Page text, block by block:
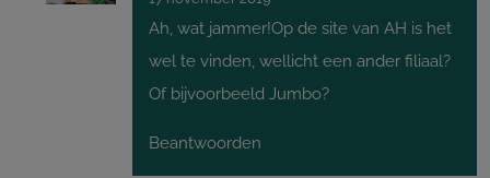
Ah, wat jammer!Op de site van AH is het
wel te vinden, wellicht een ander filiaal?
Of bijvoorbeeld Jumbo?
Beantwoorden